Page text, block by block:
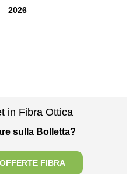
2026
in Fibra Ottica
sulla Bolletta?
FIBRA